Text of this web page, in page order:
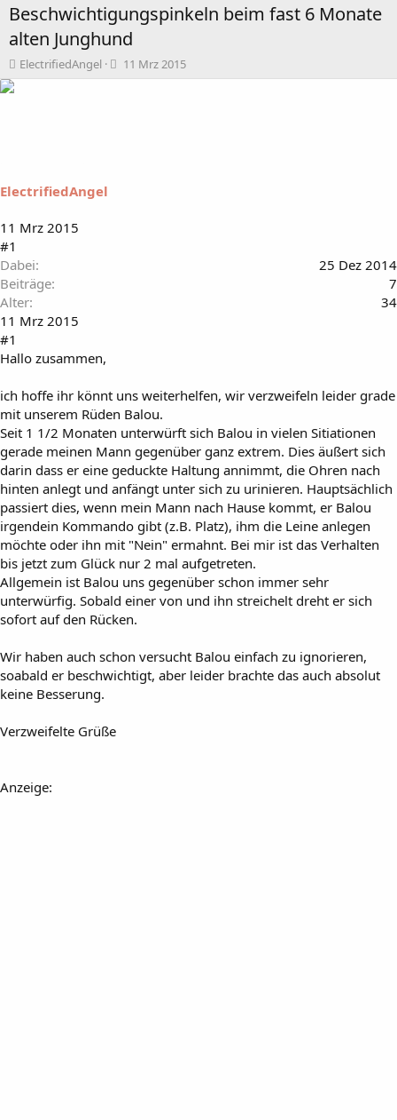
Beschwichtigungspinkeln beim fast 6 Monate
alten Junghund
T
h
a
t
ElectrifiedAngel
B
e
11 Mrz 2015
ElectrifiedAngel
11 Mrz 2015
#1
Dabei
25 Dez 2014
Beiträge
7
Alter
34
11 Mrz 2015
#1
Hallo zusammen,
ich hoffe ihr könnt uns weiterhelfen, wir verzweifeln leider grade
mit unserem Rüden Balou.
Seit 1 1/2 Monaten unterwürft sich Balou in vielen Sitiationen
gerade meinen Mann gegenüber ganz extrem. Dies äußert sich
darin dass er eine geduckte Haltung annimmt, die Ohren nach
hinten anlegt und anfängt unter sich zu urinieren. Hauptsächlich
passiert dies, wenn mein Mann nach Hause kommt, er Balou
irgendein Kommando gibt (z.B. Platz), ihm die Leine anlegen
möchte oder ihn mit "Nein" ermahnt. Bei mir ist das Verhalten
bis jetzt zum Glück nur 2 mal aufgetreten.
Allgemein ist Balou uns gegenüber schon immer sehr
unterwürfig. Sobald einer von und ihn streichelt dreht er sich
sofort auf den Rücken.
Wir haben auch schon versucht Balou einfach zu ignorieren,
soabald er beschwichtigt, aber leider brachte das auch absolut
keine Besserung.
Verzweifelte Grüße
Anzeige: